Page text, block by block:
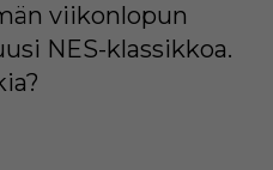
viikonlopun
NES-klassikkoa.